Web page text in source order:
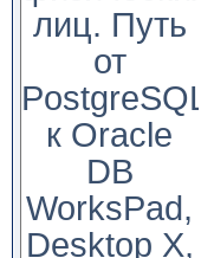
лиц. Путь
от
PostgreSQL
к Oracle
DB
WorksPad,
Desktop X,